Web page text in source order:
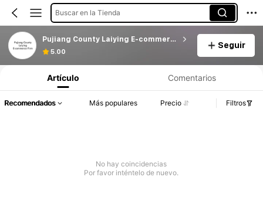
Buscar en la Tienda
Pujiang County Laiying E-commerce Firm
5.00
Seguir
Artículo Comentarios
Recomendados Más populares Precio Filtros
No hay coincidencias
Por favor inténtelo de nuevo.